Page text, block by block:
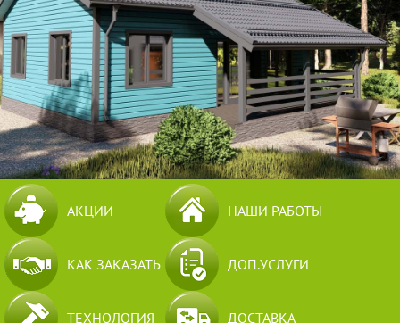
АКЦИИ НАШИ РАБОТЫ
КАК ЗАКАЗАТЬ ДОП.УСЛУГИ
ТЕХНОЛОГИЯ ДОСТАВКА